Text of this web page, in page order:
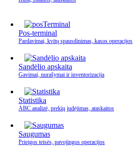
Pos-terminal
Pardavimai, kvitų spausdinimas, kasos operacijos
Sandėlio apskaita
Gavimai, nurašymai ir inventorizacija
Statistika
ABC analizė, prekių judėjimas, ataskaitos
Saugumas
Prieigos teisės, pavojingos operacijos